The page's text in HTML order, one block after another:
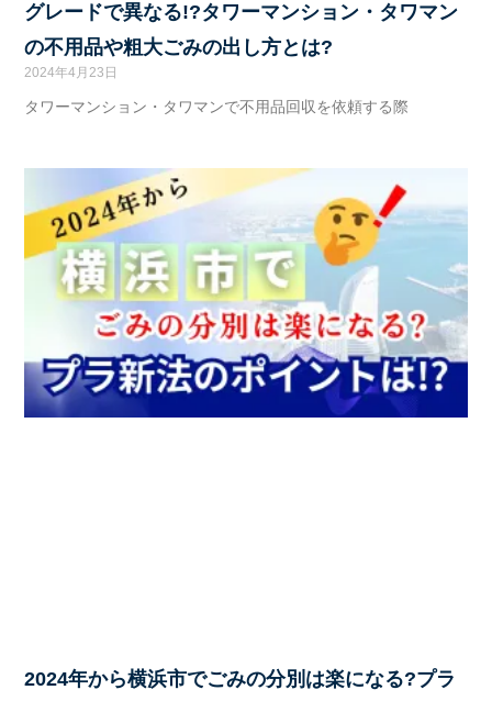
グレードで異なる!?タワーマンション・タワマン
の不用品や粗大ごみの出し方とは?
2024年4月23日
タワーマンション・タワマンで不用品回収を依頼する際
2024年から横浜市でごみの分別は楽になる?プラ